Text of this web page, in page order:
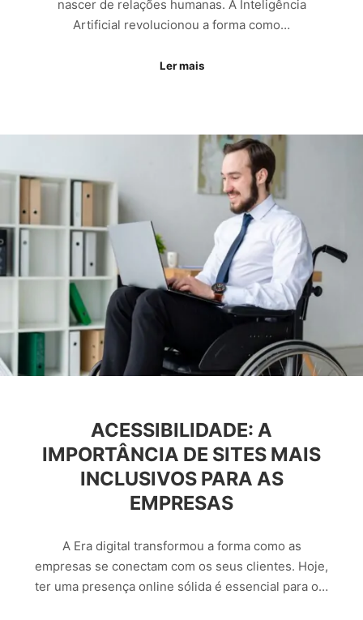
nascer de relações humanas. A Inteligência
Artificial revolucionou a forma como…
Ler mais
ACESSIBILIDADE: A
IMPORTÂNCIA DE SITES MAIS
INCLUSIVOS PARA AS
EMPRESAS
A Era digital transformou a forma como as
empresas se conectam com os seus clientes. Hoje,
ter uma presença online sólida é essencial para o…